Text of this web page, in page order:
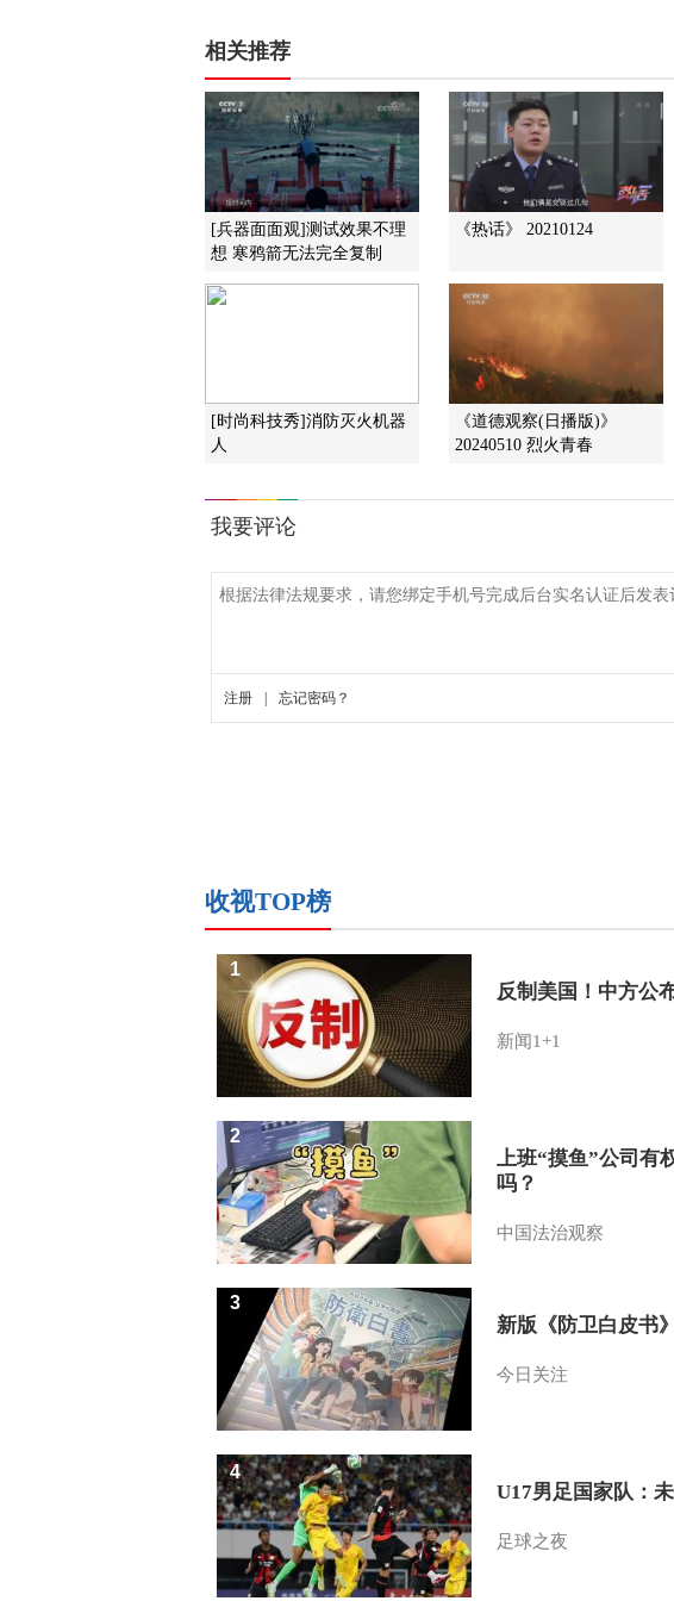
相关推荐
[兵器面面观]测试效果不理
想 寒鸦箭无法完全复制
《热话》 20210124
[时尚科技秀]消防灭火机器
人
《道德观察(日播版)》
20240510 烈火青春
收视TOP榜
反制美国！中方公
新闻1+1
1
上班“摸鱼”公司有
吗？
中国法治观察
2
新版《防卫白皮书
今日关注
3
U17男足国家队：
足球之夜
4